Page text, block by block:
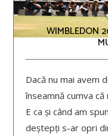
WIMBLEDON
Dacă nu mai avem
înseamnă cumva
E ca și când am
deștepți s-ar opri